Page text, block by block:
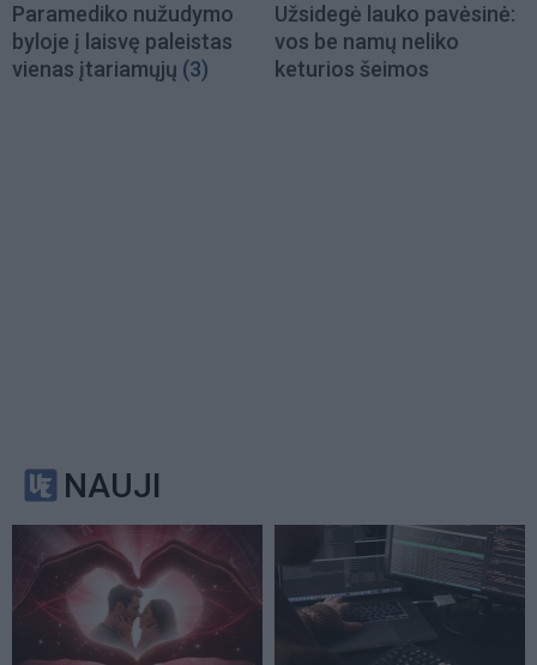
Paramediko nužudymo
byloje į laisvę paleistas
vienas įtariamųjų (3)
Užsidegė lauko pavėsinė:
vos be namų neliko
keturios šeimos
NAUJI